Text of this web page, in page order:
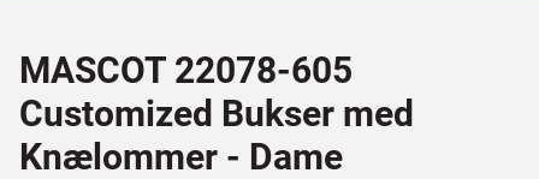
MASCOT 22078-605
Customized Bukser med
Knælommer - Dame